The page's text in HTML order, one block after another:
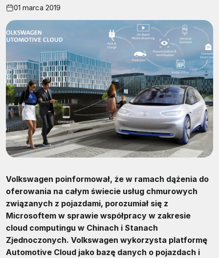
01 marca 2019
Volkswagen poinformował, że w ramach dążenia do
oferowania na całym świecie usług chmurowych
związanych z pojazdami, porozumiał się z
Microsoftem w sprawie współpracy w zakresie
cloud computingu w Chinach i Stanach
Zjednoczonych. Volkswagen wykorzysta platformę
Automotive Cloud jako bazę danych o pojazdach i